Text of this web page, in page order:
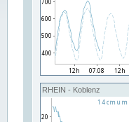
RHEIN - Koblenz